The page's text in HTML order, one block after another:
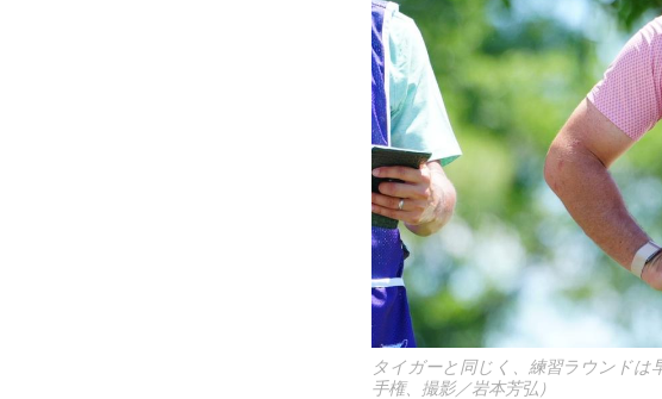
タイガーと同じく、練習ラウンドは
手権、撮影／岩本芳弘）